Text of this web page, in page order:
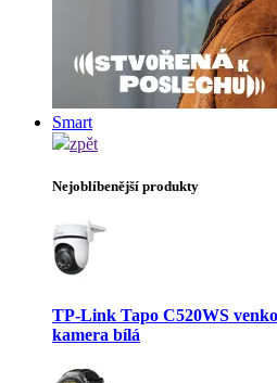
Smart
zpět
Nejoblíbenější produkty
TP-Link Tapo C520WS
kamera bílá